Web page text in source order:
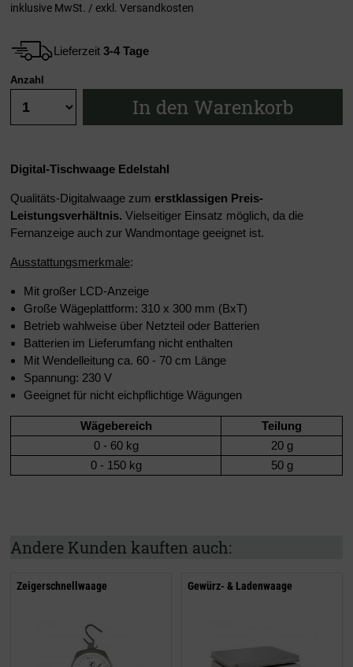
inklusive MwSt. / exkl. Versandkosten
Lieferzeit 3-4 Tage
Anzahl
In den Warenkorb
Digital-Tischwaage Edelstahl
Qualitäts-Digitalwaage zum erstklassigen Preis-
Leistungsverhältnis. Vielseitiger Einsatz möglich, da die
Fernanzeige auch zur Wandmontage geeignet ist.
Ausstattungsmerkmale:
Mit großer LCD-Anzeige
Große Wägeplattform: 310 x 300 mm (BxT)
Betrieb wahlweise über Netzteil oder Batterien
Batterien im Lieferumfang nicht enthalten
Mit Wendelleitung ca. 60 - 70 cm Länge
Spannung: 230 V
Geeignet für nicht eichpflichtige Wägungen
Wägebereich
Teilung
0 - 60 kg
20 g
0 - 150 kg
50 g
Andere Kunden kauften auch:
Zeigerschnellwaage Gewürz- & Ladenwaage